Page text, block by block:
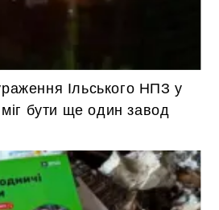
Ільського НПЗ у
міг бути ще один завод